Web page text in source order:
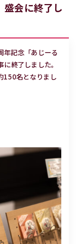
会に終了し
年記念「あじーる
終了しました。
150名となりまし